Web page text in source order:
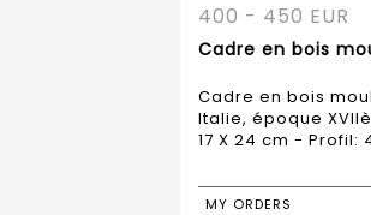
400 - 450 EUR
Cadre en bois
Cadre en bois
Italie, époque
17 X 24 cm - Profil:
MY ORDERS